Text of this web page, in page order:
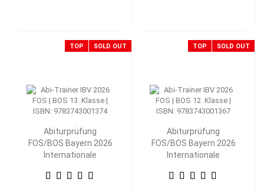
TOP SOLD OUT
Abiturprüfung
FOS/BOS Bayern 2026
Internationale
Volkswirtschaftslehre
TOP SOLD OUT
Abiturprüfung
FOS/BOS Bayern 2026
Internationale
Volkswirtschaftslehre